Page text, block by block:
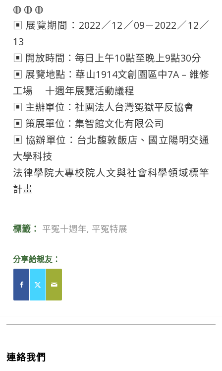
◍ ◍ ◍
▣ 展覽期間：2022／12／09－2022／12／
13
▣ 開放時間：每日上午10點至晚上9點30分
▣ 展覽地點：華山1914文創園區中7A – 維修
工場 十週年展覽活動議程
▣ 主辦單位：社團法人台灣冤獄平反協會
▣ 策展單位：集智館文化有限公司
▣ 協辦單位：台北馥敦飯店、國立陽明交通
大學科技
法律學院大專校院人文與社會科學領域標竿
計畫
標籤： 平冤十週年, 平冤特展
分享給親友：
連絡我們